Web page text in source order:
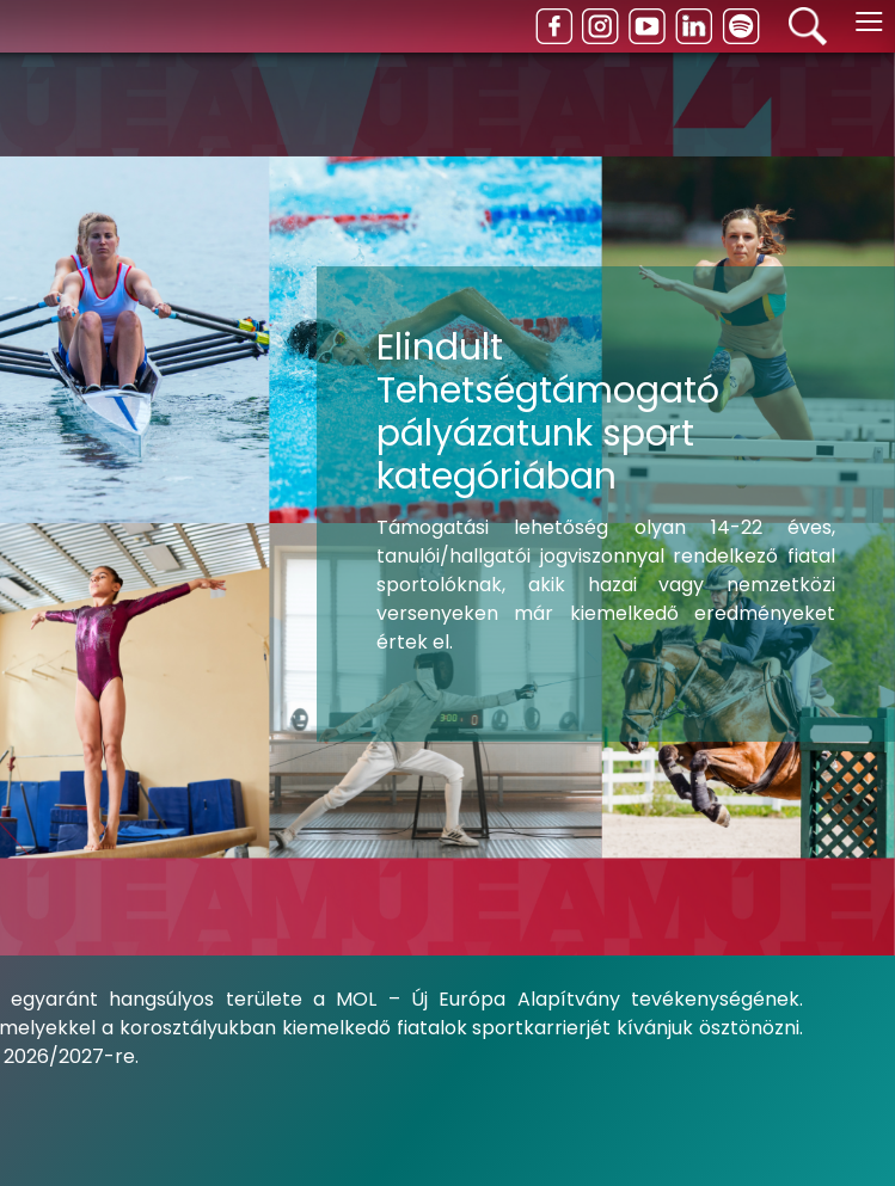
≡
Elindult
Tehetségtámogató
pályázatunk sport
kategóriában
Támogatási lehetőség olyan 14-22 éves,
tanulói/hallgatói jogviszonnyal rendelkező fiatal
sportolóknak, akik hazai vagy nemzetközi
versenyeken már kiemelkedő eredményeket
értek el.
hangsúlyos területe a MOL – Új Európa Alapítvány tevékenységének.
a korosztályukban kiemelkedő fiatalok sportkarrierjét kívánjuk ösztönözni.
2027-re.